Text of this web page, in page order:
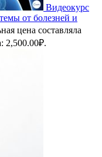
Видеокурс
от болезней и
цена составляла
2,500.00₽.